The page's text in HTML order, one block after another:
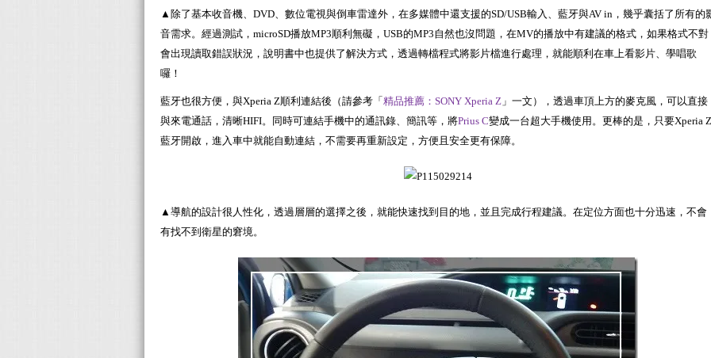
▲除了基本收音機、DVD、數位電視與倒車雷達外，在多媒體中還支援的SD/USB輸入、藍牙與AV in，幾乎囊括了所有的
音需求。經過測試，microSD播放MP3順利無礙，USB的MP3自然也沒問題，在MV的播放中有建議的格式，如果格式不對
會出現讀取錯誤狀況，說明書中也提供了解決方式，透過轉檔程式將影片檔進行處理，就能順利在車上看影片、學唱歌
囉！
藍牙也很方便，與Xperia Z順利連結後（請參考「 精品推薦：SONY Xperia Z」一文），透過車頂上方的麥克風，可以直接
與來電通話，清晰HIFI。同時可連結手機中的通訊錄、簡訊等，將Prius C變成一台超大手機使用。更棒的是，只要Xperia Z
藍牙開啟，進入車中就能自動連結，不需要再重新設定，方便且安全更有保障。
▲導航的設計很人性化，透過層層的選擇之後，就能快速找到目的地，並且完成行程建議。在定位方面也十分迅速，不會
有找不到衛星的窘境。